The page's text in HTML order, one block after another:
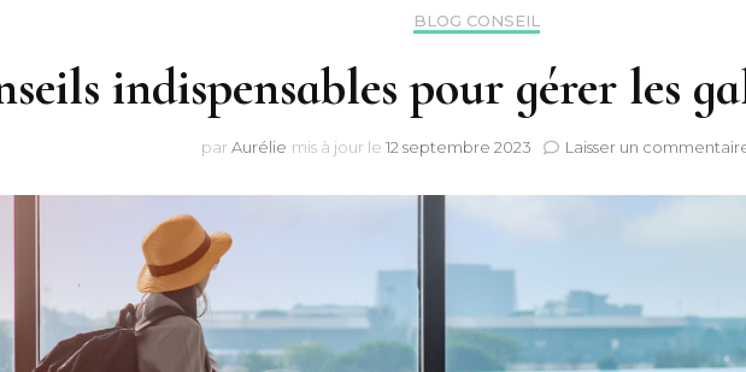
BLOG CONSEIL
indispensables pour gérer les
par Aurélie mis à jour le 12 septembre 2023 Laisser un